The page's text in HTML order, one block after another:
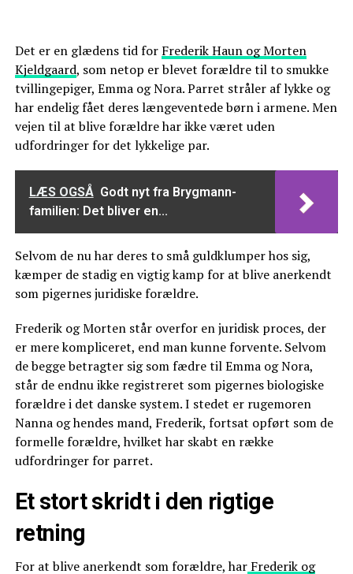
Det er en glædens tid for Frederik Haun og Morten
Kjeldgaard, som netop er blevet forældre til to smukke
tvillingepiger, Emma og Nora. Parret stråler af lykke og
har endelig fået deres længeventede børn i armene. Men
vejen til at blive forældre har ikke været uden
udfordringer for det lykkelige par.
LÆS OGSÅ Godt nyt fra Brygmann-
familien: Det bliver en...
Selvom de nu har deres to små guldklumper hos sig,
kæmper de stadig en vigtig kamp for at blive anerkendt
som pigernes juridiske forældre.
Frederik og Morten står overfor en juridisk proces, der
er mere kompliceret, end man kunne forvente. Selvom
de begge betragter sig som fædre til Emma og Nora,
står de endnu ikke registreret som pigernes biologiske
forældre i det danske system. I stedet er rugemoren
Nanna og hendes mand, Frederik, fortsat opført som de
formelle forældre, hvilket har skabt en række
udfordringer for parret.
Et stort skridt i den rigtige
retning
For at blive anerkendt som forældre, harFrederik og